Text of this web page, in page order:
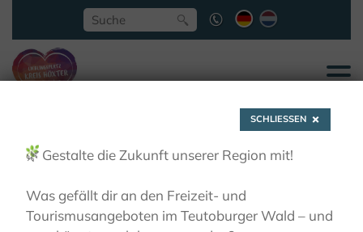
SCHLIESSEN
🌿 Gestalte die Zukunft unserer Region mit!
Was gefällt dir an den Freizeit- und
Tourismusangeboten im Teutoburger Wald – und